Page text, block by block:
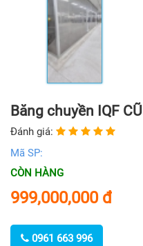
Băng chuyền IQF CŨ
Đánh giá:
Mã SP:
CÒN HÀNG
999,000,000 đ
0961 663 996